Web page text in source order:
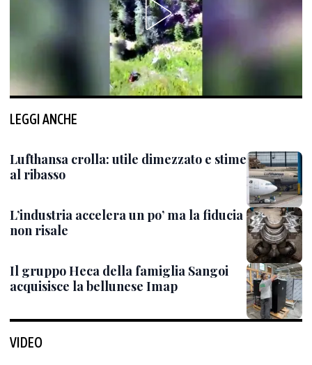
LEGGI ANCHE
Lufthansa crolla: utile dimezzato e stime
al ribasso
L’industria accelera un po’ ma la fiducia
non risale
Il gruppo Heca della famiglia Sangoi
acquisisce la bellunese Imap
VIDEO